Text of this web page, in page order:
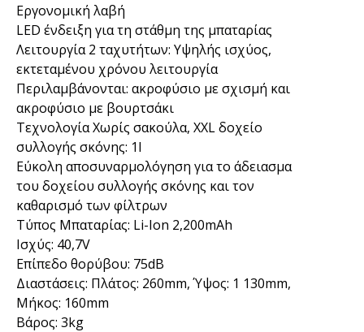
Εργονομική λαβή
LED ένδειξη για τη στάθμη της μπαταρίας
Λειτουργία 2 ταχυτήτων: Υψηλής ισχύος,
εκτεταμένου χρόνου λειτουργία
Περιλαμβάνονται: ακροφύσιο με σχισμή και
ακροφύσιο με βουρτσάκι
Τεχνολογία Χωρίς σακούλα, XXL δοχείο
συλλογής σκόνης: 1l
Εύκολη αποσυναρμολόγηση για το άδειασμα
του δοχείου συλλογής σκόνης και τον
καθαρισμό των φίλτρων
Τύπος Μπαταρίας: Li-Ion 2,200mAh
Ισχύς: 40,7V
Επίπεδο θορύβου: 75dB
Διαστάσεις: Πλάτος: 260mm, Ύψος: 1 130mm,
Μήκος: 160mm
Βάρος: 3kg